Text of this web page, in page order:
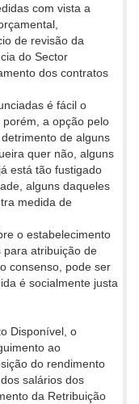
com vista a
de revisão da
do Sector
dos contratos
é fácil o
a opção pelo
de alguns
quer não, alguns
está tão fustigado
alguns daqueles
medida de
o estabelecimento
para atribuição de
consenso, pode ser
é socialmente justa
Disponível, o
ao
do rendimento
salários dos
da Retribuição